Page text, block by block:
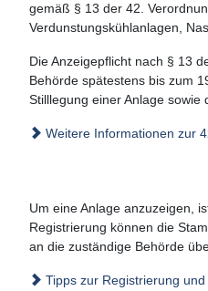
gemäß § 13 der 42.
Verdunstungskühlanlagen,
Die Anzeigepflicht nach § 13
Behörde spätestens bis zum
Stilllegung einer Anlage
Weitere Informationen zur
Um eine Anlage anzuzeigen,
Registrierung können die
an die zuständige Behörde
Tipps zur Registrierung